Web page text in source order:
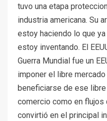
tuvo una etapa
industria americana. Su
estoy haciendo lo que
estoy inventando. El
Guerra Mundial fue un
imponer el libre
beneficiarse de ese
comercio como en
convirtió en el principal